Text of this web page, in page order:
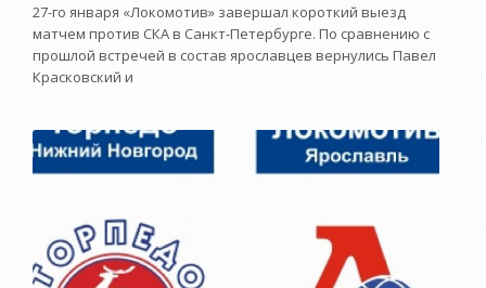
27-го января «Локомотив» завершал короткий выезд
матчем против СКА в Санкт-Петербурге. По сравнению с
прошлой встречей в состав ярославцев вернулись Павел
Красковский и